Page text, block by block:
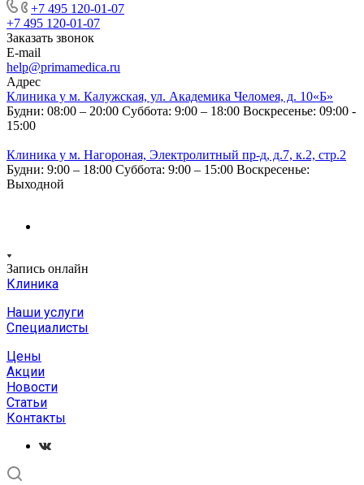
+7 495 120-01-07
+7 495 120-01-07
Заказать звонок
E-mail
help@primamedica.ru
Адрес
Клиника у м. Калужская, ул. Академика Челомея, д. 10«Б»
Будни: 08:00 – 20:00 Суббота: 9:00 – 18:00 Воскресенье: 09:00 -
15:00
Клиника у м. Нагороная, Электролитный пр-д, д.7, к.2, стр.2
Будни: 9:00 – 18:00 Суббота: 9:00 – 15:00 Воскресенье:
Выходной
Запись онлайн
Клиника
Наши услуги
Специалисты
Цены
Акции
Новости
Статьи
Контакты